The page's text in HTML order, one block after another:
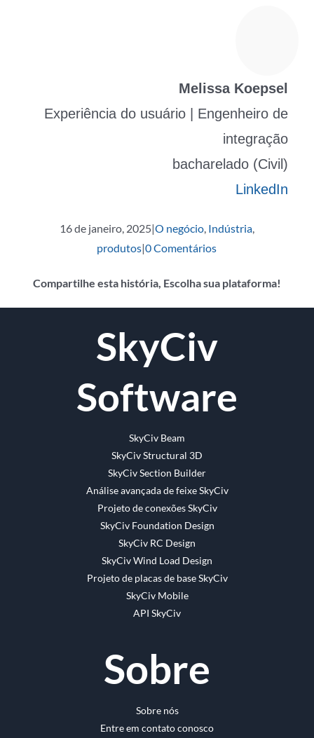
Melissa Koepsel
Experiência do usuário | Engenheiro de
integração
bacharelado (Civil)
LinkedIn
16 de janeiro, 2025|O negócio, Indústria,
produtos|0 Comentários
Compartilhe esta história, Escolha sua plataforma!
Facebook
email
SkyCiv
Software
SkyCiv Beam
SkyCiv Structural 3D
SkyCiv Section Builder
Análise avançada de feixe SkyCiv
Projeto de conexões SkyCiv
SkyCiv Foundation Design
SkyCiv RC Design
SkyCiv Wind Load Design
Projeto de placas de base SkyCiv
SkyCiv Mobile
API SkyCiv
Sobre
Sobre nós
Entre em contato conosco